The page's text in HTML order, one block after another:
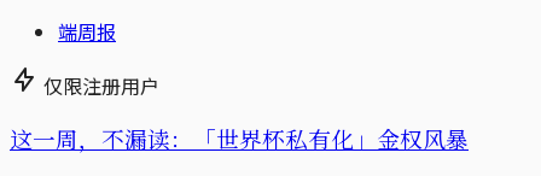
端周报
仅限注册用户
这一周，不漏读：「世界杯私有化」金权风暴